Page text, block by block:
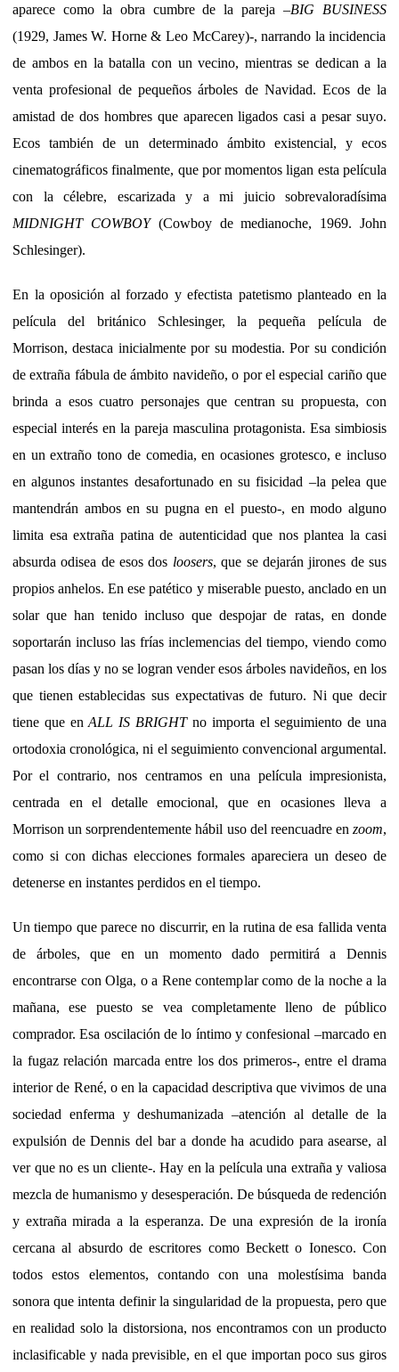
aparece como la obra cumbre de la pareja –BIG BUSINESS
(1929, James W. Horne & Leo McCarey)-, narrando la incidencia
de ambos en la batalla con un vecino, mientras se dedican a la
venta profesional de pequeños árboles de Navidad. Ecos de la
amistad de dos hombres que aparecen ligados casi a pesar suyo.
Ecos también de un determinado ámbito existencial, y ecos
cinematográficos finalmente, que por momentos ligan esta película
con la célebre, escarizada y a mi juicio sobrevaloradísima
MIDNIGHT COWBOY(Cowboy de medianoche, 1969. John
Schlesinger).
En la oposición al forzado y efectista patetismo planteado en la
película del británico Schlesinger, la pequeña película de
Morrison, destaca inicialmente por su modestia. Por su condición
de extraña fábula de ámbito navideño, o por el especial cariño que
brinda a esos cuatro personajes que centran su propuesta, con
especial interés en la pareja masculina protagonista. Esa simbiosis
en un extraño tono de comedia, en ocasiones grotesco, e incluso
en algunos instantes desafortunado en su fisicidad –la pelea que
mantendrán ambos en su pugna en el puesto-, en modo alguno
limita esa extraña patina de autenticidad que nos plantea la casi
absurda odisea de esos dos loosers, que se dejarán jirones de sus
propios anhelos. En ese patético y miserable puesto, anclado en un
solar que han tenido incluso que despojar de ratas, en donde
soportarán incluso las frías inclemencias del tiempo, viendo como
pasan los días y no se logran vender esos árboles navideños, en los
que tienen establecidas sus expectativas de futuro. Ni que decir
tiene que enALL IS BRIGHTno importa el seguimiento de una
ortodoxia cronológica, ni el seguimiento convencional argumental.
Por el contrario, nos centramos en una película impresionista,
centrada en el detalle emocional, que en ocasiones lleva a
Morrison un sorprendentemente hábil uso del reencuadre en zoom,
como si con dichas elecciones formales apareciera un deseo de
detenerse en instantes perdidos en el tiempo.
Un tiempo que parece no discurrir, en la rutina de esa fallida venta
de árboles, que en un momento dado permitirá a Dennis
encontrarse con Olga, o a Rene contemplar como de la noche a la
mañana, ese puesto se vea completamente lleno de público
comprador. Esa oscilación de lo íntimo y confesional –marcado en
la fugaz relación marcada entre los dos primeros-, entre el drama
interior de René, o en la capacidad descriptiva que vivimos de una
sociedad enferma y deshumanizada –atención al detalle de la
expulsión de Dennis del bar a donde ha acudido para asearse, al
ver que no es un cliente-. Hay en la película una extraña y valiosa
mezcla de humanismo y desesperación. De búsqueda de redención
y extraña mirada a la esperanza. De una expresión de la ironía
cercana al absurdo de escritores como Beckett o Ionesco. Con
todos estos elementos, contando con una molestísima banda
sonora que intenta definir la singularidad de la propuesta, pero que
en realidad solo la distorsiona, nos encontramos con un producto
inclasificable y nada previsible, en el que importan poco sus giros